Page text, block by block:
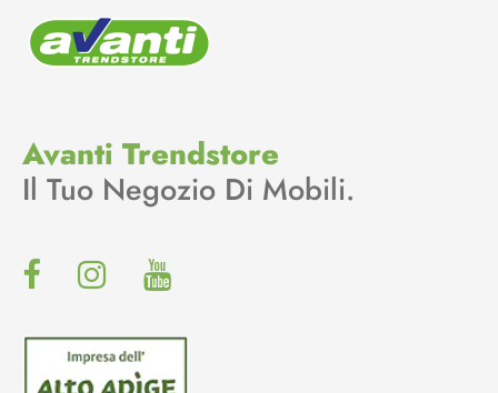
Avanti Trendstore
Il Tuo Negozio Di Mobili.